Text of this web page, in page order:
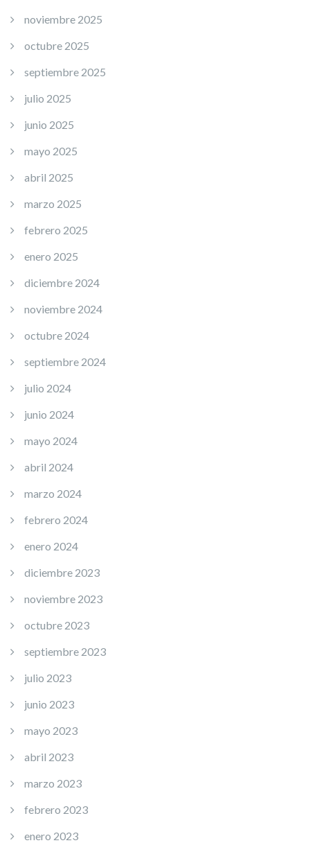
noviembre 2025
octubre 2025
septiembre 2025
julio 2025
junio 2025
mayo 2025
abril 2025
marzo 2025
febrero 2025
enero 2025
diciembre 2024
noviembre 2024
octubre 2024
septiembre 2024
julio 2024
junio 2024
mayo 2024
abril 2024
marzo 2024
febrero 2024
enero 2024
diciembre 2023
noviembre 2023
octubre 2023
septiembre 2023
julio 2023
junio 2023
mayo 2023
abril 2023
marzo 2023
febrero 2023
enero 2023